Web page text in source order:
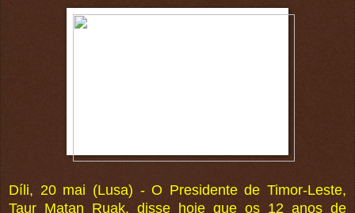
Díli, 20 mai (Lusa) - O Presidente de Timor-Leste,
Taur Matan Ruak, disse hoje que os 12 anos de